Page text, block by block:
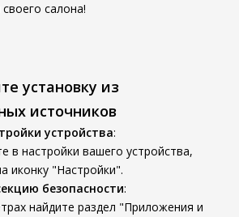
салона!
установку из
источников
устройства:
в настройки вашего устройства,
иконку "Настройки".
безопасности:
найдите раздел "Приложения и